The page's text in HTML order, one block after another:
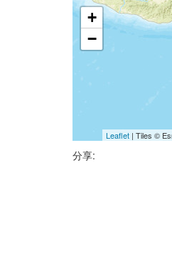
+
−
Leaflet| Tiles ©
分享: